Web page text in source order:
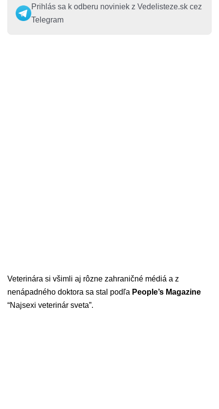
Prihlás sa k odberu noviniek z Vedelisteze.sk cez
Telegram
Veterinára si všimli aj rôzne zahraničné médiá a z
nenápadného doktora sa stal podľa People’s Magazine
“Najsexi veterinár sveta”.